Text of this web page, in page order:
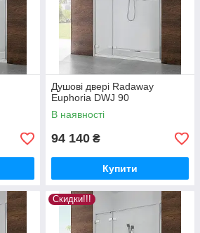
Душові двері Radaway
Euphoria DWJ 90
В наявності
94 140 ₴
Купити
Скидки!!!